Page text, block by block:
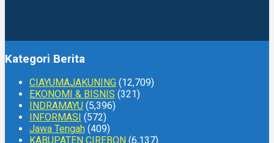
Kategori Berita
CIAYUMAJAKUNING (12,709)
EKONOMI & BISNIS (321)
INDRAMAYU (5,396)
INFORMASI (572)
Jawa Tengah (409)
KABUPATEN CIREBON (6,137)